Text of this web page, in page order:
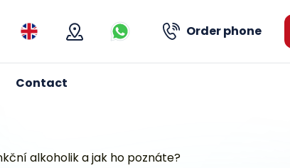
Mapa
Kontaktujte nás přes WhatsApp
Order phone
Contact
alkoholik a jak ho poznáte?